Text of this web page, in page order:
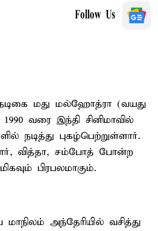
Follow Us
நடிகை மது மல்ஹோத்ரா (வயது
வரை இந்தி சினிமாவில்
நடித்து புகழ்பெற்றுள்ளார்.
வித்தா, சம்போத் போன்ற
பிரபலமாகும்.
அந்தேரியில் வசித்து